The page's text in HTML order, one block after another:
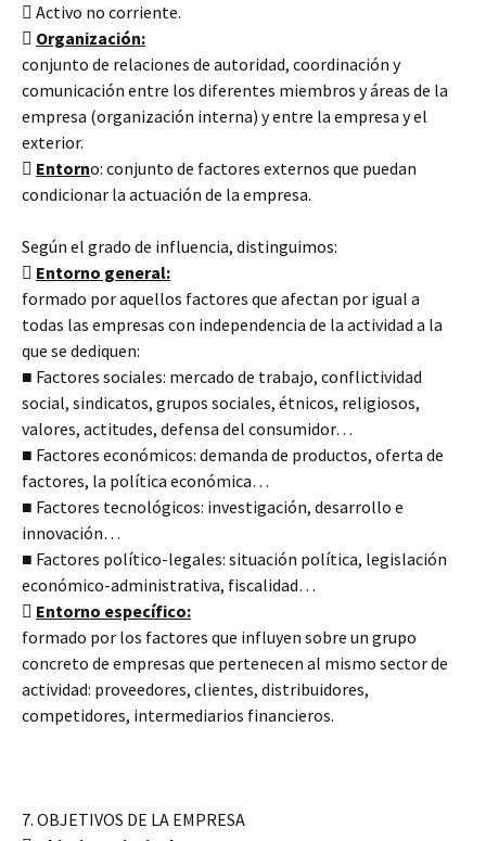
 Activo no corriente.
 Organización:
conjunto de relaciones de autoridad, coordinación y
comunicación entre los diferentes miembros y áreas de la
empresa (organización interna) y entre la empresa y el
exterior.
 Entorno: conjunto de factores externos que puedan
condicionar la actuación de la empresa.
Según el grado de influencia, distinguimos:
 Entorno general:
formado por aquellos factores que afectan por igual a
todas las empresas con independencia de la actividad a la
que se dediquen:
■ Factores sociales: mercado de trabajo, conflictividad
social, sindicatos, grupos sociales, étnicos, religiosos,
valores, actitudes, defensa del consumidor…
■ Factores económicos: demanda de productos, oferta de
factores, la política económica…
■ Factores tecnológicos: investigación, desarrollo e
innovación…
■ Factores político-legales: situación política, legislación
económico-administrativa, fiscalidad…
 Entorno específico:
formado por los factores que influyen sobre un grupo
concreto de empresas que pertenecen al mismo sector de
actividad: proveedores, clientes, distribuidores,
competidores, intermediarios financieros.
7. OBJETIVOS DE LA EMPRESA